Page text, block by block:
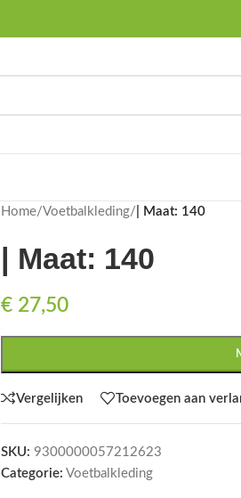
Home/Voetbalkleding/ | Maat: 140
| Maat: 140
€27,50
Vergelijken Toevoegen aan
SKU: 9300000057212623
Categorie: Voetbalkleding